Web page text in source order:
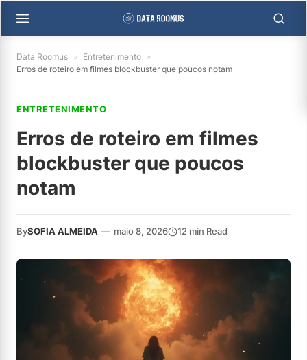
Data Roomus » Entretenimento »
Erros de roteiro em filmes blockbuster que poucos notam
ENTRETENIMENTO
Erros de roteiro em filmes
blockbuster que poucos
notam
BySOFIA ALMEIDA — maio 8, 2026 12 min Read